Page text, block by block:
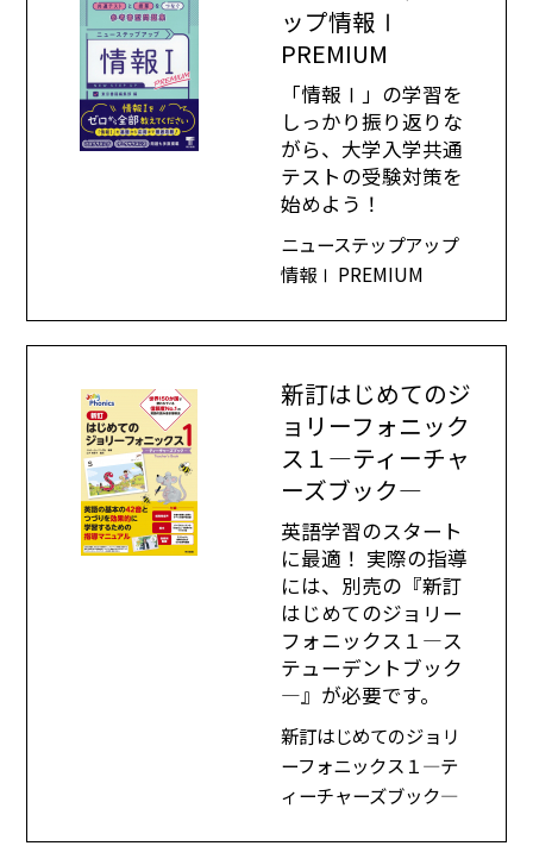
ップ情報Ⅰ
PREMIUM
「情報Ⅰ」の学習を
しっかり振り返りな
がら、大学入学共通
テストの受験対策を
始めよう！
ニューステップアップ
情報Ⅰ PREMIUM
新訂はじめてのジ
ョリーフォニック
ス１―ティーチャ
ーズブック―
英語学習のスタート
に最適！ 実際の指導
には、別売の『新訂
はじめてのジョリー
フォニックス１―ス
テューデントブック
―』が必要です。
新訂はじめてのジョリ
ーフォニックス１―テ
ィーチャーズブック―